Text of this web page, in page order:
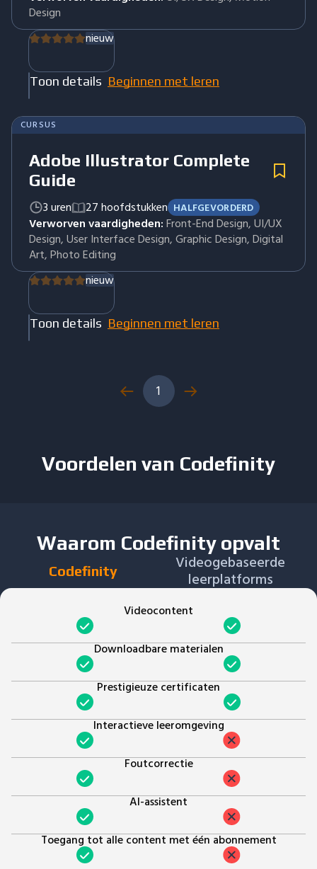
Design
nieuw
Toon details Beginnen met leren
CURSUS
Adobe Illustrator Complete
Guide
3 uren 27 hoofdstukken HALFGEVORDERD
Verworven vaardigheden:Front-End Design, UI/UX
Design, User Interface Design, Graphic Design, Digital
Art, Photo Editing
nieuw
Toon details Beginnen met leren
1
Voordelen van Codefinity
Waarom Codefinity opvalt
Codefinity Videogebaseerde
leerplatforms
Videocontent
Downloadbare materialen
Prestigieuze certificaten
Interactieve leeromgeving
Foutcorrectie
AI-assistent
Toegang tot alle content met één abonnement